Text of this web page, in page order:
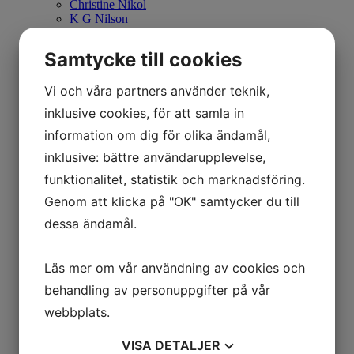
Christine Nikol
K G Nilson
Ulla Ohlson
Johan Palmborg
Johan Patricny
Ania Pauser
Mikael Persbrandt
Stefan MÅS Persson
Puppet Daniel Blomqvist
Madeleine Pyk
Paul Quant
Arthur Ragnarsson
Peter Reuterberg
Lisa Rinnevuo
Orion Righard
Roger Risberg
Pedro Rodriguez Garrido
Vivianne E Rosqvist
Samtycke till cookies
Vi och våra partners använder teknik,
inklusive cookies, för att samla in
information om dig för olika ändamål,
inklusive: bättre användarupplevelse,
funktionalitet, statistik och marknadsföring.
Genom att klicka på "OK" samtycker du till
dessa ändamål.
Läs mer om vår användning av cookies och
behandling av personuppgifter på vår
webbplats.
VISA DETALJER